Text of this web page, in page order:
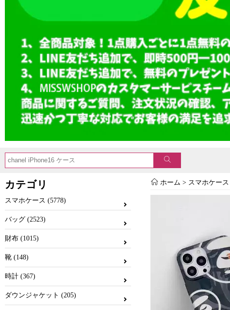
カテゴリ
スマホケース (5778)
バッグ (2523)
財布 (1015)
靴 (148)
時計 (367)
ダウンジャケット (205)
ホーム > スマホケース